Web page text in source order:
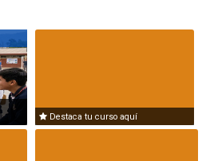
Destaca tu curso aquí